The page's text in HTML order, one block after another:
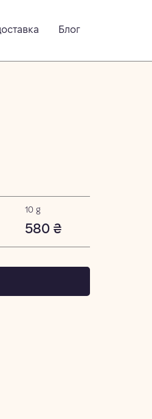
Блог
10 g
580 ₴